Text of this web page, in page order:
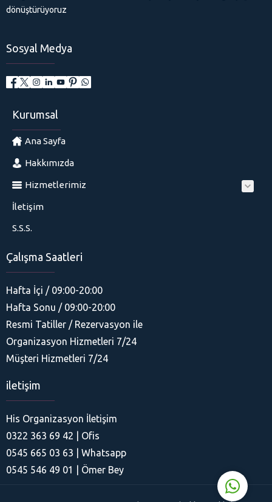
dönüştürüyoruz
Sosyal Medya
Kurumsal
Ana Sayfa
Hakkımızda
Hizmetlerimiz
İletişim
S.S.S.
Çalışma Saatleri
Hafta İçi / 09:00-20:00
Hafta Sonu / 09:00-20:00
Resmi Tatiller / Rezervasyon ile
Organizasyon Hizmetleri 7/24
Müşteri Hizmetleri 7/24
iletişim
His Organizasyon İletişim
0322 363 69 42 | Ofis
0545 665 03 63 | Whatsapp
0545 546 49 01 | Ömer Bey
His Organizasyon